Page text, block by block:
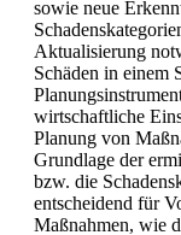
sowie neue
Aktualisierung
Schäden in einem
wirtschaftliche
Planung von
Grundlage der
bzw. die
entscheidend für
Maßnahmen, wie